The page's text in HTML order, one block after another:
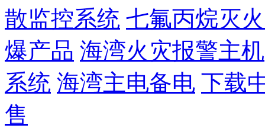
散监控系统 七氟丙烷灭
爆产品 海湾火灾报警主机
系统 海湾主电备电 下载
售